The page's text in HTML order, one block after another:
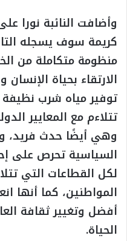
وأضافت النائبة نورا
كريمة سوف يسجله
منظومة متكاملة من
الارتقاء بحياة
توفير مياه شرب
تتلاءم مع المعايير
وهي أيضًا حدث فريد،
السياسية تحرص على
لكل القطاعات التي
المواطنين، كما أنها
أفضل وتغيير ثقافة
الحياة.